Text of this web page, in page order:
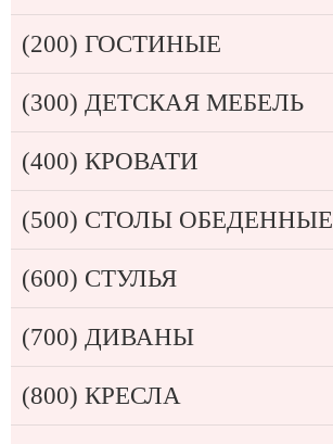
(200) ГОСТИНЫЕ
(300) ДЕТСКАЯ МЕБЕЛЬ
(400) КРОВАТИ
(500) СТОЛЫ ОБЕДЕННЫЕ
(600) СТУЛЬЯ
(700) ДИВАНЫ
(800) КРЕСЛА